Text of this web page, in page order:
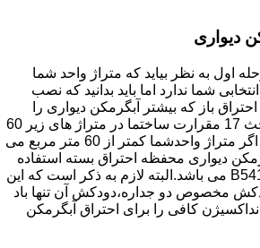
دیواری
اول به نظر بیاید که متراژ واحد شما
شما ندارد اما باید بدانید که نصب
باز که بیشتر آبگرمکن دیواری را
شامل می شود طبق مبحث 17 مقرارت ساختما در متراژ های زیر 60
متر ممنوع می باشد.پس اگر متراژ واحدشما کمتر از 60 متر مربع می
دیواری محفظه احتراق بسته استفاده
نمایید که آبگرمکن B5418Rsi می باشد.البته لازم به ذکر است که این
مخصوص دو جداره،دودکش آن تنها باد
کافی را برای احتراق آبگرمکن